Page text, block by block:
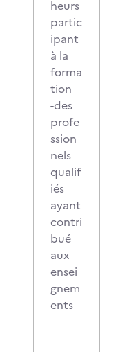
heurs
partic
ipant
à la
forma
tion
-des
profe
ssion
nels
qualif
iés
ayant
contri
bué
aux
ensei
gnem
ents